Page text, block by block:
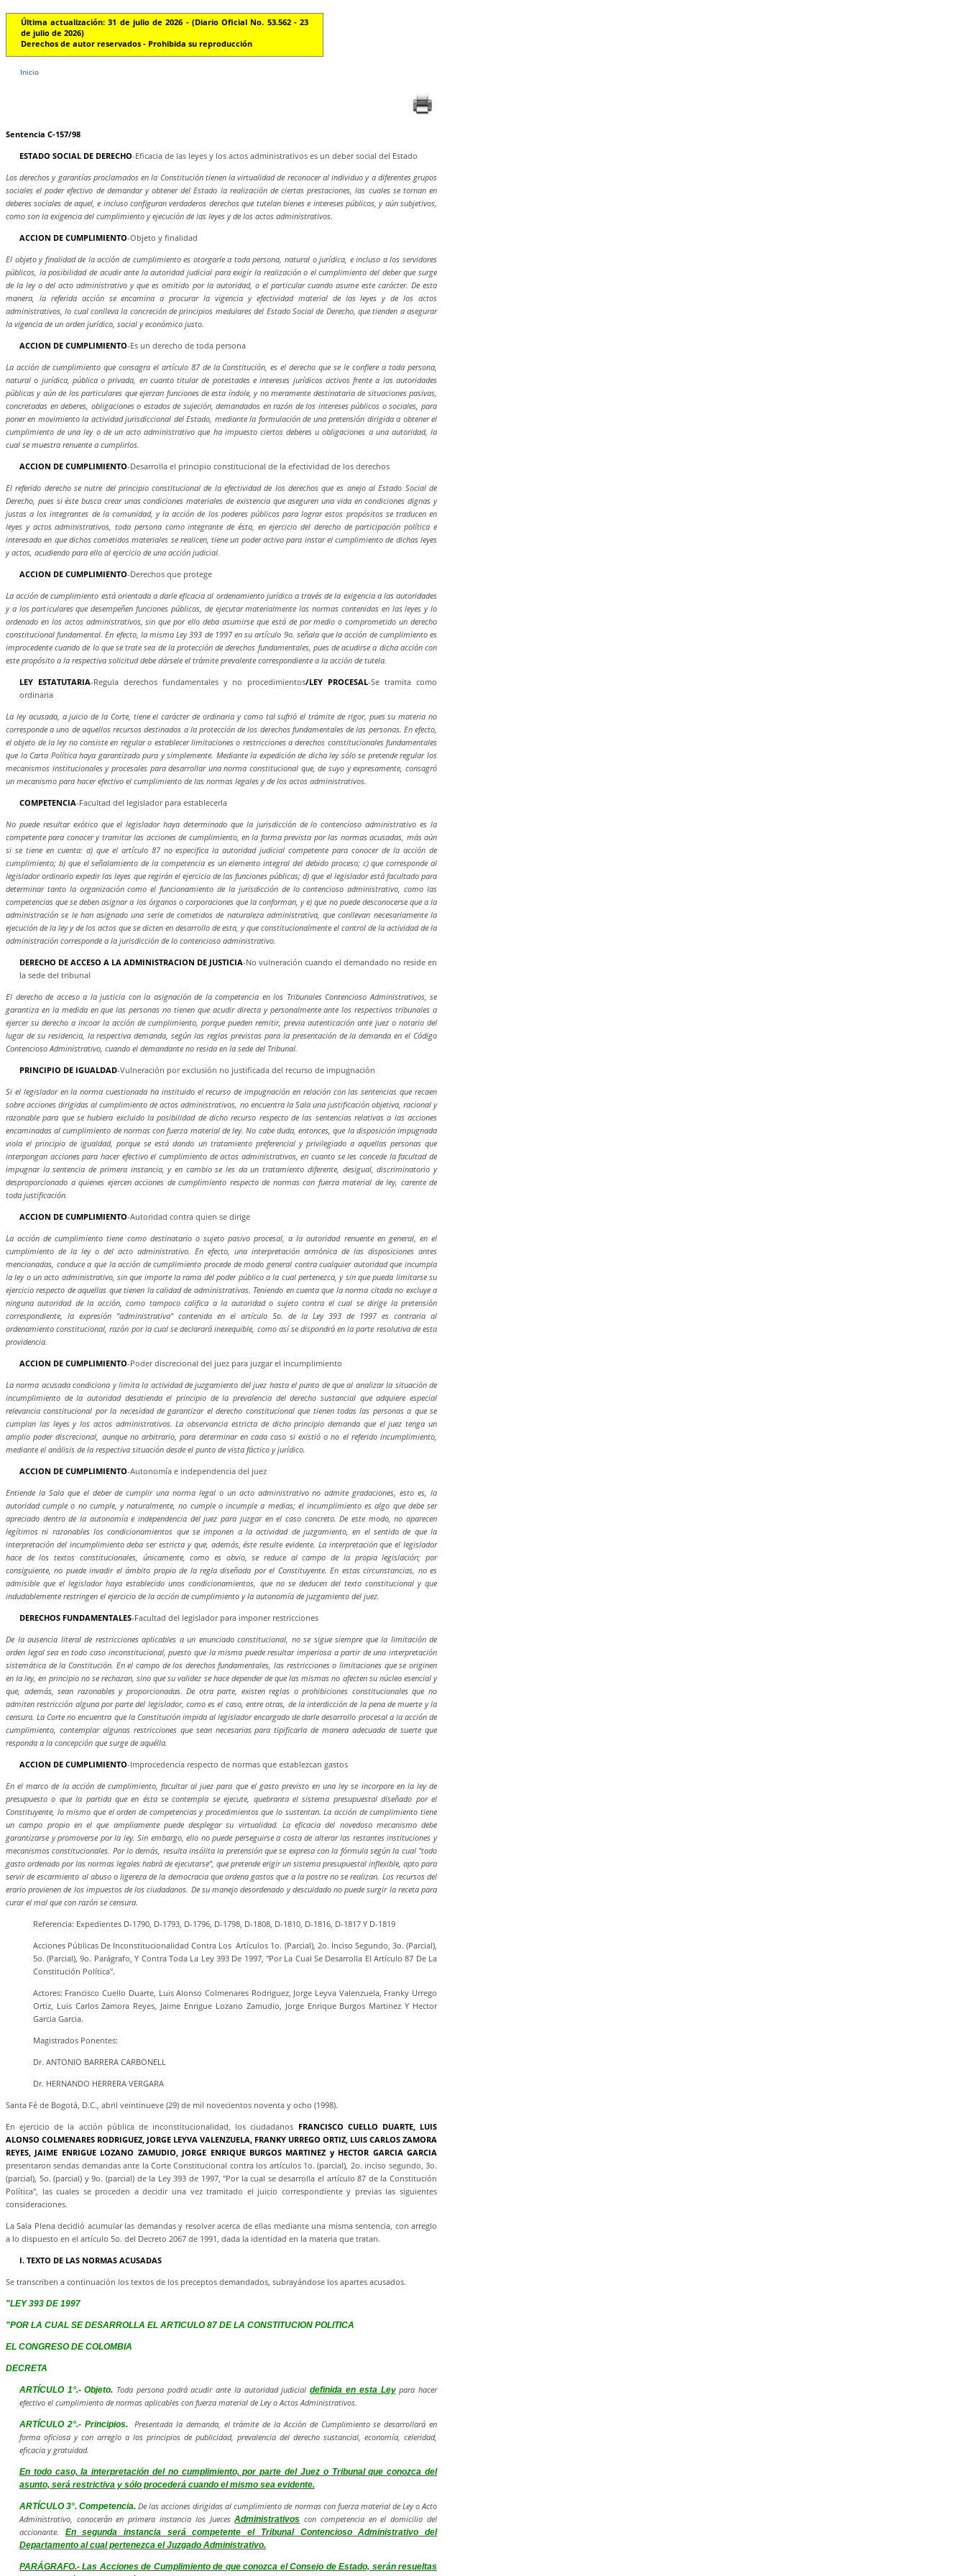
Última actualización: 31 de julio de 2026 - (Diario Oficial No. 53.562 - 23
de julio de 2026)
Derechos de autor reservados - Prohibida su reproducción
Inicio
Sentencia C-157/98
ESTADO SOCIAL DE DERECHO-Eficacia de las leyes y los actos administrativos es un deber social del Estado
Los derechos y garantías proclamados en la Constitución tienen la virtualidad de reconocer al individuo y a diferentes grupos
sociales el poder efectivo de demandar y obtener del Estado la realización de ciertas prestaciones, las cuales se tornan en
deberes sociales de aquel, e incluso configuran verdaderos derechos que tutelan bienes e intereses públicos, y aún subjetivos,
como son la exigencia del cumplimiento y ejecución de las leyes y de los actos administrativos.
ACCION DE CUMPLIMIENTO-Objeto y finalidad
El objeto y finalidad de la acción de cumplimiento es otorgarle a toda persona, natural o jurídica, e incluso a los servidores
públicos, la posibilidad de acudir ante la autoridad judicial para exigir la realización o el cumplimiento del deber que surge
de la ley o del acto administrativo y que es omitido por la autoridad, o el particular cuando asume este carácter. De esta
manera, la referida acción se encamina a procurar la vigencia y efectividad material de las leyes y de los actos
administrativos, lo cual conlleva la concreción de principios medulares del Estado Social de Derecho, que tienden a asegurar
la vigencia de un orden jurídico, social y económico justo.
ACCION DE CUMPLIMIENTO-Es un derecho de toda persona
La acción de cumplimiento que consagra el artículo 87 de la Constitución, es el derecho que se le confiere a toda persona,
natural o jurídica, pública o privada, en cuanto titular de potestades e intereses jurídicos activos frente a las autoridades
públicas y aún de los particulares que ejerzan funciones de esta índole, y no meramente destinataria de situaciones pasivas,
concretadas en deberes, obligaciones o estados de sujeción, demandados en razón de los intereses públicos o sociales, para
poner en movimiento la actividad jurisdiccional del Estado, mediante la formulación de una pretensión dirigida a obtener el
cumplimiento de una ley o de un acto administrativo que ha impuesto ciertos deberes u obligaciones a una autoridad, la
cual se muestra renuente a cumplirlos.
ACCION DE CUMPLIMIENTO-Desarrolla el principio constitucional de la efectividad de los derechos
El referido derecho se nutre del principio constitucional de la efectividad de los derechos que es anejo al Estado Social de
Derecho, pues si éste busca crear unas condiciones materiales de existencia que aseguren una vida en condiciones dignas y
justas a los integrantes de la comunidad, y la acción de los poderes públicos para lograr estos propósitos se traducen en
leyes y actos administrativos, toda persona como integrante de ésta, en ejercicio del derecho de participación política e
interesado en que dichos cometidos materiales se realicen, tiene un poder activo para instar el cumplimiento de dichas leyes
y actos, acudiendo para ello al ejercicio de una acción judicial.
ACCION DE CUMPLIMIENTO-Derechos que protege
La acción de cumplimiento está orientada a darle eficacia al ordenamiento jurídico a través de la exigencia a las autoridades
y a los particulares que desempeñen funciones públicas, de ejecutar materialmente las normas contenidas en las leyes y lo
ordenado en los actos administrativos, sin que por ello deba asumirse que está de por medio o comprometido un derecho
constitucional fundamental. En efecto, la misma Ley 393 de 1997 en su artículo 9o. señala que la acción de cumplimiento es
improcedente cuando de lo que se trate sea de la protección de derechos fundamentales, pues de acudirse a dicha acción con
este propósito a la respectiva solicitud debe dársele el trámite prevalente correspondiente a la acción de tutela.
LEY ESTATUTARIA-Regula derechos fundamentales y no procedimientos/LEY PROCESAL-Se tramita como
ordinaria
La ley acusada, a juicio de la Corte, tiene el carácter de ordinaria y como tal sufrió el trámite de rigor, pues su materia no
corresponde a uno de aquellos recursos destinados a la protección de los derechos fundamentales de las personas. En efecto,
el objeto de la ley no consiste en regular o establecer limitaciones o restricciones a derechos constitucionales fundamentales
que la Carta Política haya garantizado pura y simplemente. Mediante la expedición de dicha ley sólo se pretende regular los
mecanismos institucionales y procesales para desarrollar una norma constitucional que, de suyo y expresamente, consagró
un mecanismo para hacer efectivo el cumplimiento de las normas legales y de los actos administrativos.
COMPETENCIA-Facultad del legislador para establecerla
No puede resultar exótico que el legislador haya determinado que la jurisdicción de lo contencioso administrativo es la
competente para conocer y tramitar las acciones de cumplimiento, en la forma prevista por las normas acusadas, más aún
si se tiene en cuenta: a) que el artículo 87 no especifica la autoridad judicial competente para conocer de la acción de
cumplimiento; b) que el señalamiento de la competencia es un elemento integral del debido proceso; c) que corresponde al
legislador ordinario expedir las leyes que regirán el ejercicio de las funciones públicas; d) que el legislador está facultado para
determinar tanto la organización como el funcionamiento de la jurisdicción de lo contencioso administrativo, como las
competencias que se deben asignar a los órganos o corporaciones que la conforman, y e) que no puede desconocerse que a la
administración se le han asignado una serie de cometidos de naturaleza administrativa, que conllevan necesariamente la
ejecución de la ley y de los actos que se dicten en desarrollo de esta, y que constitucionalmente el control de la actividad de la
administración corresponde a la jurisdicción de lo contencioso administrativo.
DERECHO DE ACCESO A LA ADMINISTRACION DE JUSTICIA-No vulneración cuando el demandado no reside en
la sede del tribunal
El derecho de acceso a la justicia con la asignación de la competencia en los Tribunales Contencioso Administrativos, se
garantiza en la medida en que las personas no tienen que acudir directa y personalmente ante los respectivos tribunales a
ejercer su derecho a incoar la acción de cumplimiento, porque pueden remitir, previa autenticación ante juez o notario del
lugar de su residencia, la respectiva demanda, según las reglas previstas para la presentación de la demanda en el Código
Contencioso Administrativo, cuando el demandante no resida en la sede del Tribunal.
PRINCIPIO DE IGUALDAD-Vulneración por exclusión no justificada del recurso de impugnación
Si el legislador en la norma cuestionada ha instituido el recurso de impugnación en relación con las sentencias que recaen
sobre acciones dirigidas al cumplimiento de actos administrativos, no encuentra la Sala una justificación objetiva, racional y
razonable para que se hubiera excluido la posibilidad de dicho recurso respecto de las sentencias relativas a las acciones
encaminadas al cumplimiento de normas con fuerza material de ley. No cabe duda, entonces, que la disposición impugnada
viola el principio de igualdad, porque se está dando un tratamiento preferencial y privilegiado a aquellas personas que
interpongan acciones para hacer efectivo el cumplimiento de actos administrativos, en cuanto se les concede la facultad de
impugnar la sentencia de primera instancia, y en cambio se les da un tratamiento diferente, desigual, discriminatorio y
desproporcionado a quienes ejercen acciones de cumplimiento respecto de normas con fuerza material de ley, carente de
toda justificación.
ACCION DE CUMPLIMIENTO-Autoridad contra quien se dirige
La acción de cumplimiento tiene como destinatario o sujeto pasivo procesal, a la autoridad renuente en general, en el
cumplimiento de la ley o del acto administrativo. En efecto, una interpretación armónica de las disposiciones antes
mencionadas, conduce a que la acción de cumplimiento procede de modo general contra cualquier autoridad que incumpla
la ley o un acto administrativo, sin que importe la rama del poder público a la cual pertenezca, y sin que pueda limitarse su
ejercicio respecto de aquellas que tienen la calidad de administrativas. Teniendo en cuenta que la norma citada no excluye a
ninguna autoridad de la acción, como tampoco califica a la autoridad o sujeto contra el cual se dirige la pretensión
correspondiente, la expresión "administrativa" contenida en el artículo 5o. de la Ley 393 de 1997 es contraria al
ordenamiento constitucional, razón por la cual se declarará inexequible, como así se dispondrá en la parte resolutiva de esta
providencia.
ACCION DE CUMPLIMIENTO-Poder discrecional del juez para juzgar el incumplimiento
La norma acusada condiciona y limita la actividad de juzgamiento del juez hasta el punto de que al analizar la situación de
incumplimiento de la autoridad desatienda el principio de la prevalencia del derecho sustancial que adquiere especial
relevancia constitucional por la necesidad de garantizar el derecho constitucional que tienen todas las personas a que se
cumplan las leyes y los actos administrativos. La observancia estricta de dicho principio demanda que el juez tenga un
amplio poder discrecional, aunque no arbitrario, para determinar en cada caso si existió o no el referido incumplimiento,
mediante el análisis de la respectiva situación desde el punto de vista fáctico y jurídico.
ACCION DE CUMPLIMIENTO-Autonomía e independencia del juez
Entiende la Sala que el deber de cumplir una norma legal o un acto administrativo no admite gradaciones, esto es, la
autoridad cumple o no cumple, y naturalmente, no cumple o incumple a medias; el incumplimiento es algo que debe ser
apreciado dentro de la autonomía e independencia del juez para juzgar en el caso concreto. De este modo, no aparecen
legítimos ni razonables los condicionamientos que se imponen a la actividad de juzgamiento, en el sentido de que la
interpretación del incumplimiento deba ser estricta y que, además, éste resulte evidente. La interpretación que el legislador
hace de los textos constitucionales, únicamente, como es obvio, se reduce al campo de la propia legislación; por
consiguiente, no puede invadir el ámbito propio de la regla diseñada por el Constituyente. En estas circunstancias, no es
admisible que el legislador haya establecido unos condicionamientos, que no se deducen del texto constitucional y que
indudablemente restringen el ejercicio de la acción de cumplimiento y la autonomía de juzgamiento del juez.
DERECHOS FUNDAMENTALES-Facultad del legislador para imponer restricciones
De la ausencia literal de restricciones aplicables a un enunciado constitucional, no se sigue siempre que la limitación de
orden legal sea en todo caso inconstitucional, puesto que la misma puede resultar imperiosa a partir de una interpretación
sistemática de la Constitución. En el campo de los derechos fundamentales, las restricciones o limitaciones que se originen
en la ley, en principio no se rechazan, sino que su validez se hace depender de que las mismas no afecten su núcleo esencial y
que, además, sean razonables y proporcionadas. De otra parte, existen reglas o prohibiciones constitucionales que no
admiten restricción alguna por parte del legislador, como es el caso, entre otras, de la interdicción de la pena de muerte y la
censura. La Corte no encuentra que la Constitución impida al legislador encargado de darle desarrollo procesal a la acción de
cumplimiento, contemplar algunas restricciones que sean necesarias para tipificarla de manera adecuada de suerte que
responda a la concepción que surge de aquélla.
ACCION DE CUMPLIMIENTO-Improcedencia respecto de normas que establezcan gastos
En el marco de la acción de cumplimiento, facultar al juez para que el gasto previsto en una ley se incorpore en la ley de
presupuesto o que la partida que en ésta se contempla se ejecute, quebranta el sistema presupuestal diseñado por el
Constituyente, lo mismo que el orden de competencias y procedimientos que lo sustentan. La acción de cumplimiento tiene
un campo propio en el que ampliamente puede desplegar su virtualidad. La eficacia del novedoso mecanismo debe
garantizarse y promoverse por la ley. Sin embargo, ello no puede perseguirse a costa de alterar las restantes instituciones y
mecanismos constitucionales. Por lo demás, resulta insólita la pretensión que se expresa con la fórmula según la cual "todo
gasto ordenado por las normas legales habrá de ejecutarse", que pretende erigir un sistema presupuestal inflexible, apto para
servir de escarmiento al abuso o ligereza de la democracia que ordena gastos que a la postre no se realizan. Los recursos del
erario provienen de los impuestos de los ciudadanos. De su manejo desordenado y descuidado no puede surgir la receta para
curar el mal que con razón se censura.
Referencia: Expedientes D-1790, D-1793, D-1796, D-1798, D-1808, D-1810, D-1816, D-1817 Y D-1819
Acciones Públicas De Inconstitucionalidad Contra Los Artículos 1o. (Parcial), 2o. Inciso Segundo, 3o. (Parcial),
5o. (Parcial), 9o. Parágrafo, Y Contra Toda La Ley 393 De 1997, "Por La Cual Se Desarrolla El Artículo 87 De La
Constitución Política".
Actores: Francisco Cuello Duarte, Luis Alonso Colmenares Rodriguez, Jorge Leyva Valenzuela, Franky Urrego
Ortiz, Luis Carlos Zamora Reyes, Jaime Enrigue Lozano Zamudio, Jorge Enrique Burgos Martinez Y Hector
Garcia Garcia.
Magistrados Ponentes:
Dr. ANTONIO BARRERA CARBONELL
Dr. HERNANDO HERRERA VERGARA
Santa Fé de Bogotá, D.C., abril veintinueve (29) de mil novecientos noventa y ocho (1998).
En ejercicio de la acción pública de inconstitucionalidad, los ciudadanos FRANCISCO CUELLO DUARTE, LUIS
ALONSO COLMENARES RODRIGUEZ, JORGE LEYVA VALENZUELA, FRANKY URREGO ORTIZ, LUIS CARLOS ZAMORA
REYES, JAIME ENRIGUE LOZANO ZAMUDIO, JORGE ENRIQUE BURGOS MARTINEZ y HECTOR GARCIA GARCIA
presentaron sendas demandas ante la Corte Constitucional contra los artículos 1o. (parcial), 2o. inciso segundo, 3o.
(parcial), 5o. (parcial) y 9o. (parcial) de la Ley 393 de 1997, "Por la cual se desarrolla el artículo 87 de la Constitución
Política", las cuales se proceden a decidir una vez tramitado el juicio correspondiente y previas las siguientes
consideraciones.
La Sala Plena decidió acumular las demandas y resolver acerca de ellas mediante una misma sentencia, con arreglo
a lo dispuesto en el artículo 5o. del Decreto 2067 de 1991, dada la identidad en la materia que tratan.
I. TEXTO DE LAS NORMAS ACUSADAS
Se transcriben a continuación los textos de los preceptos demandados, subrayándose los apartes acusados.
"LEY 393 DE 1997
"POR LA CUAL SE DESARROLLA EL ARTICULO 87 DE LA CONSTITUCION POLITICA
EL CONGRESO DE COLOMBIA
DECRETA
ARTÍCULO 1°.- Objeto. Toda persona podrá acudir ante la autoridad judicial definida en esta Leypara hacer
efectivo el cumplimiento de normas aplicables con fuerza material de Ley o Actos Administrativos.
ARTÍCULO 2°.- Principios.Presentada la demanda, el trámite de la Acción de Cumplimiento se desarrollará en
forma oficiosa y con arreglo a los principios de publicidad, prevalencia del derecho sustancial, economía, celeridad,
eficacia y gratuidad.
En todo caso, la interpretación del no cumplimiento, por parte del Juez o Tribunal que conozca del
asunto, será restrictiva y sólo procederá cuando el mismo sea evidente.
ARTÍCULO 3°. Competencia. De las acciones dirigidas al cumplimiento de normas con fuerza material de Ley o Acto
Administrativo, conocerán en primera instancia los JuecesAdministrativos con competencia en el domicilio del
accionante. En segunda instancia será competente
el Tribunal Contencioso Administrativo del
Departamento al cual pertenezca el Juzgado Administrativo.
PARÁGRAFO.- Las Acciones de Cumplimiento de que conozca el Consejo de Estado, serán resueltas